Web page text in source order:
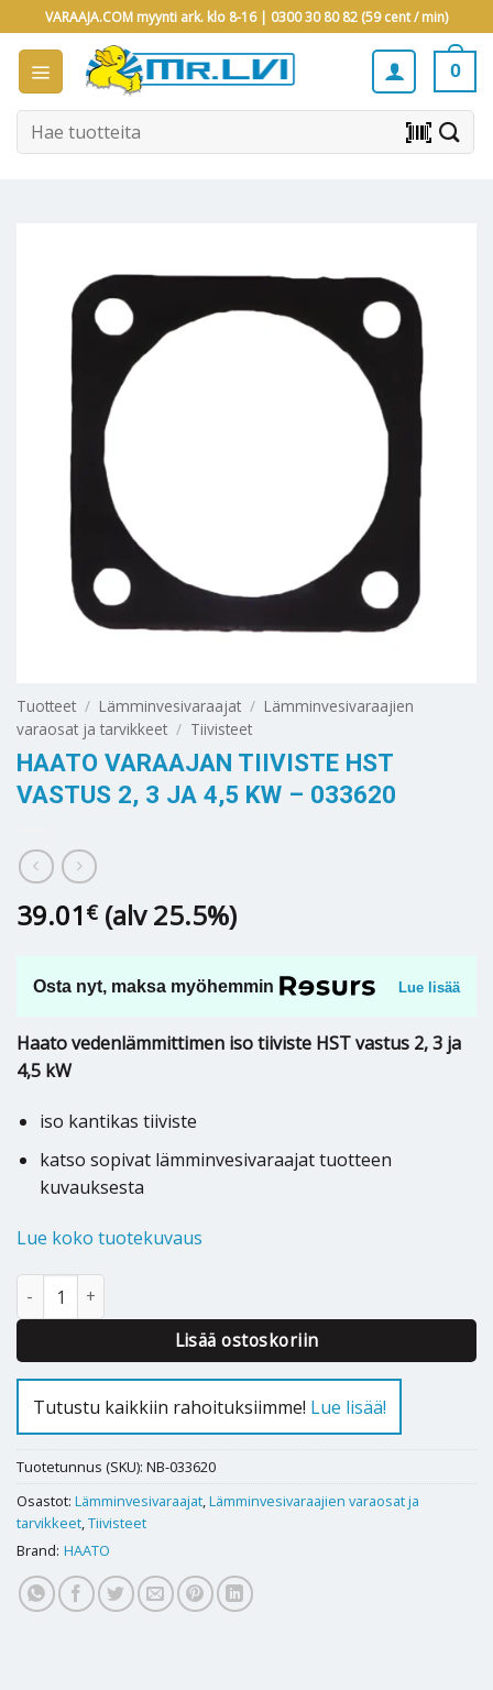
to
content
VARAAJA.COM myynti ark. klo 8-16 | 0300 30 80 82 (59 cent / min)
0
Etsi: barcode_scanner
Tuotteet / Lämminvesivaraajat / Lämminvesivaraajien
varaosat ja tarvikkeet / Tiivisteet
HAATO VARAAJAN TIIVISTE HST
VASTUS 2, 3 JA 4,5 KW – 033620
39.01 € (alv 25.5%)
Osta nyt, maksa myöhemmin Lue lisää
Haato vedenlämmittimen iso tiiviste HST vastus 2, 3 ja
4,5 kW
iso kantikas tiiviste
katso sopivat lämminvesivaraajat tuotteen
kuvauksesta
Lue koko tuotekuvaus
Haato varaajan tiiviste HST vastus 2, 3 ja 4,5 kW - 033620 määrä
Lisää ostoskoriin
Tutustu kaikkiin rahoituksiimme! Lue lisää!
Tuotetunnus (SKU): NB-033620
Osastot: Lämminvesivaraajat,Lämminvesivaraajien varaosat ja
tarvikkeet,Tiivisteet
Brand: HAATO